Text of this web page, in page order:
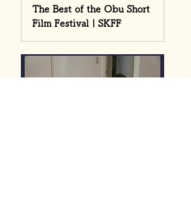
The Best of the Obu Short
Film Festival | SKFF